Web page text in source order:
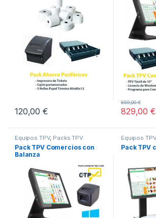
120,00€ 829,00€
859,00€
Equipos TPV, Packs TPV
Pack TPV Comercios con
Balanza
Equipos TPV
Todo En Uno
Pack TPV